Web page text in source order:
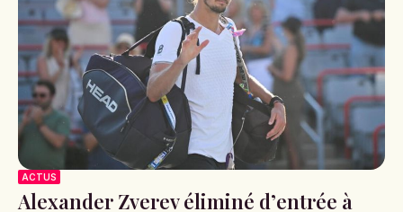
ACTUS
Alexander Zverev éliminé d’entrée à